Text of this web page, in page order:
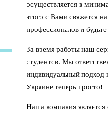
осуществляется в
этого с Вами свяжется
профессионалов и
За время работы наш
студентов. Мы
индивидуальный подход
Украине теперь просто!
Наша компания